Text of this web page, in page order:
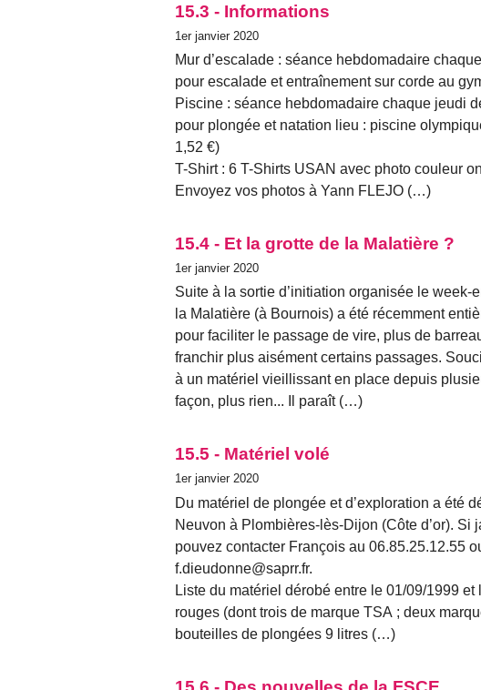
15.3 - Informations
1er janvier 2020
Mur d’escalade : séance hebdomadaire
pour escalade et entraînement sur corde au
Piscine : séance hebdomadaire chaque jeudi
pour plongée et natation lieu : piscine
1,52 €)
T-Shirt : 6 T-Shirts USAN avec photo couleur
Envoyez vos photos à Yann FLEJO (…)
15.4 - Et la grotte de la Malatière ?
1er janvier 2020
Suite à la sortie d’initiation organisée le
la Malatière (à Bournois) a été récemment
pour faciliter le passage de vire, plus de
franchir plus aisément certains passages.
à un matériel vieillissant en place depuis
façon, plus rien... Il paraît (…)
15.5 - Matériel volé
1er janvier 2020
Du matériel de plongée et d’exploration a été
Neuvon à Plombières-lès-Dijon (Côte d’or).
pouvez contacter François au 06.85.25.12.55
f.dieudonne@saprr.fr.
Liste du matériel dérobé entre le 01/09/1999
rouges (dont trois de marque TSA ; deux
bouteilles de plongées 9 litres (…)